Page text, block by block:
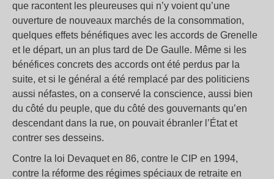
que racontent les pleureuses qui n’y voient qu’une
ouverture de nouveaux marchés de la consommation,
quelques effets bénéfiques avec les accords de Grenelle
et le départ, un an plus tard de De Gaulle. Même si les
bénéfices concrets des accords ont été perdus par la
suite, et si le général a été remplacé par des politiciens
aussi néfastes, on a conservé la conscience, aussi bien
du côté du peuple, que du côté des gouvernants qu’en
descendant dans la rue, on pouvait ébranler l’État et
contrer ses desseins.
Contre la loi Devaquet en 86, contre le CIP en 1994,
contre la réforme des régimes spéciaux de retraite en